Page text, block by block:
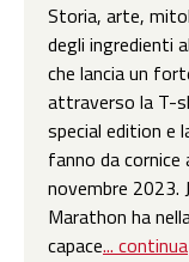
Storia, arte,
degli ingredienti
che lancia un
attraverso la T-
special edition e
fanno da cornice
novembre 2023.
Marathon ha
capace... continua